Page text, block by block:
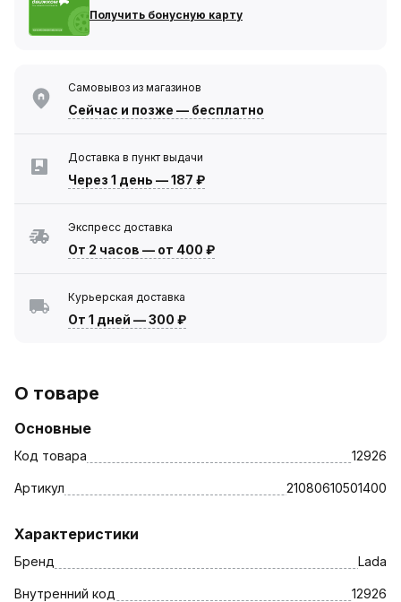
Получить бонусную карту
Самовывоз из магазинов
Сейчас и позже — бесплатно
Доставка в пункт выдачи
Через 1 день —187 ₽
Экспресс доставка
От 2 часов — от 400 ₽
Курьерская доставка
От 1 дней —300 ₽
О товаре
Основные
Код товара 12926
Артикул 21080610501400
Характеристики
Бренд Lada
Внутренний код 12926